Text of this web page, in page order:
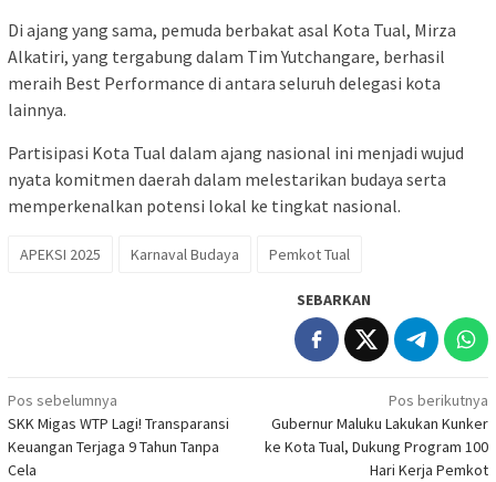
Di ajang yang sama, pemuda berbakat asal Kota Tual, Mirza
Alkatiri, yang tergabung dalam Tim Yutchangare, berhasil
meraih Best Performance di antara seluruh delegasi kota
lainnya.
Partisipasi Kota Tual dalam ajang nasional ini menjadi wujud
nyata komitmen daerah dalam melestarikan budaya serta
memperkenalkan potensi lokal ke tingkat nasional.
APEKSI 2025 Karnaval Budaya Pemkot Tual
SEBARKAN
Navigasi
pos
Pos sebelumnya
SKK Migas WTP Lagi! Transparansi
Keuangan Terjaga 9 Tahun Tanpa
Cela
Pos berikutnya
Gubernur Maluku Lakukan Kunker
ke Kota Tual, Dukung Program 100
Hari Kerja Pemkot